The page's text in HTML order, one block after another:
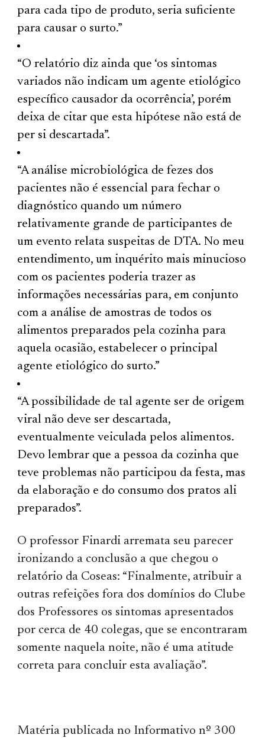
para cada tipo de produto, seria suficiente
para causar o surto.”
“O relatório diz ainda que ‘os sintomas
variados não indicam um agente etiológico
específico causador da ocorrência’, porém
deixa de citar que esta hipótese não está de
per si descartada”.
“A análise microbiológica de fezes dos
pacientes não é essencial para fechar o
diagnóstico quando um número
relativamente grande de participantes de
um evento relata suspeitas de DTA. No meu
entendimento, um inquérito mais minucioso
com os pacientes poderia trazer as
informações necessárias para, em conjunto
com a análise de amostras de todos os
alimentos preparados pela cozinha para
aquela ocasião, estabelecer o principal
agente etiológico do surto.”
“A possibilidade de tal agente ser de origem
viral não deve ser descartada,
eventualmente veiculada pelos alimentos.
Devo lembrar que a pessoa da cozinha que
teve problemas não participou da festa, mas
da elaboração e do consumo dos pratos ali
preparados”.
O professor Finardi arremata seu parecer
ironizando a conclusão a que chegou o
relatório da Coseas: “Finalmente, atribuir a
outras refeições fora dos domínios do Clube
dos Professores os sintomas apresentados
por cerca de 40 colegas, que se encontraram
somente naquela noite, não é uma atitude
correta para concluir esta avaliação”.
Matéria publicada no Informativo nº 300